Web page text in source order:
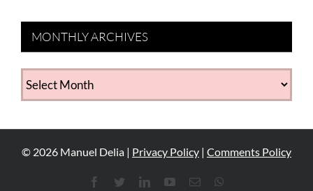
MONTHLY ARCHIVES
MONTHLY
ARCHIVES
© 2026 Manuel Delia | Privacy Policy | Comments Policy
FacebookTwitterLinkedInYouTube
Email